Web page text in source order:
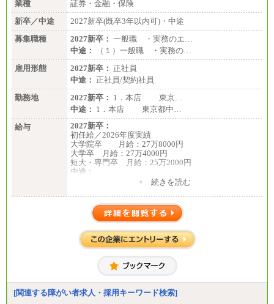
業種
証券・金融・保険
新卒／中途
2027新卒(既卒3年以内可)・中途
募集職種
2027新卒： 一般職 ・実務のエ…
中途：
（１）一般職 ・実務の…
雇用形態
2027新卒： 正社員
中途： 正社員/契約社員
勤務地
2027新卒： 1．本店 東京…
中途： 1．本店 東京都中…
給与
2027新卒：
初任給／2026年度実績
大学院卒 月給：27万8000円
大学卒 月給：27万4000円
短大・専門卒 月給：25万2000円
中途：
※職務経験等を考慮し決定いたします。
※試用期間中も給与に変更はございません
+ 続きを読む
[関連する障がい者求人・採用キーワード検索]